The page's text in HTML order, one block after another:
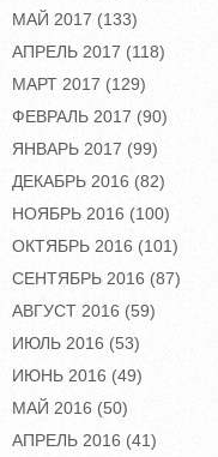
МАЙ 2017 (133)
АПРЕЛЬ 2017 (118)
МАРТ 2017 (129)
ФЕВРАЛЬ 2017 (90)
ЯНВАРЬ 2017 (99)
ДЕКАБРЬ 2016 (82)
НОЯБРЬ 2016 (100)
ОКТЯБРЬ 2016 (101)
СЕНТЯБРЬ 2016 (87)
АВГУСТ 2016 (59)
ИЮЛЬ 2016 (53)
ИЮНЬ 2016 (49)
МАЙ 2016 (50)
АПРЕЛЬ 2016 (41)